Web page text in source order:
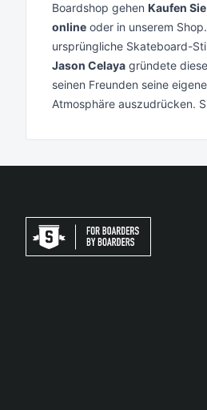
Boardshop gehen Kaufen
online oder in unserem
ursprüngliche Skateboard-
Jason Celaya gründete
seinen Freunden seine
Atmosphäre auszudrücken.